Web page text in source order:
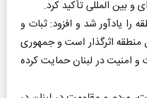
و بین المللی تأکید کرد.
یادآور شد و افزود: ثبات و
منطقه اثرگذار است و جمهوری
و امنیت در لبنان حمایت کرده